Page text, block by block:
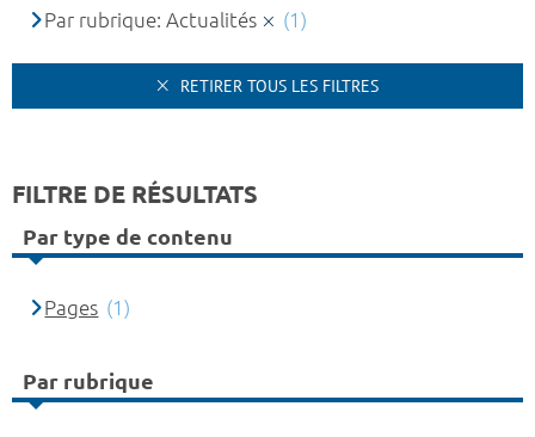
Par rubrique: Actualités
(1)
RETIRER TOUS LES FILTRES
FILTRE DE RÉSULTATS
Par type de contenu
Pages (1)
Par rubrique